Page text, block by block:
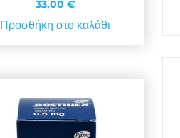
33,00€
Προσθήκη στο καλάθι